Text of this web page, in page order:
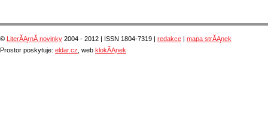
© LiterĂĄrnĂ­ novinky 2004 - 2012 | ISSN 1804-7319 | redakce
mapa strĂĄnek
Prostor poskytuje: eldar.cz , web klokĂĄnek